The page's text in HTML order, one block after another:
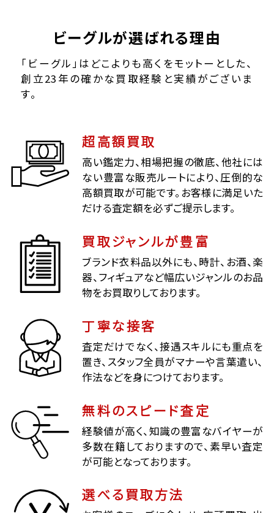
ビーグルが選ばれる理由
「ビーグル」はどこよりも高くをモットーとした、
創立23年の確かな買取経験と実績がございま
す。
超高額買取
高い鑑定力、相場把握の徹底、他社には
ない豊富な販売ルートにより、圧倒的な
高額買取が可能です。お客様に満足いた
だける査定額を必ずご提示します。
買取ジャンルが豊富
ブランド衣料品以外にも、時計、お酒、楽
器、フィギュアなど幅広いジャンルのお品
物をお買取りしております。
丁寧な接客
査定だけでなく、接遇スキルにも重点を
置き、スタッフ全員がマナーや言葉遣い、
作法などを身につけております。
無料のスピード査定
経験値が高く、知識の豊富なバイヤーが
多数在籍しておりますので、素早い査定
が可能となっております。
選べる買取方法